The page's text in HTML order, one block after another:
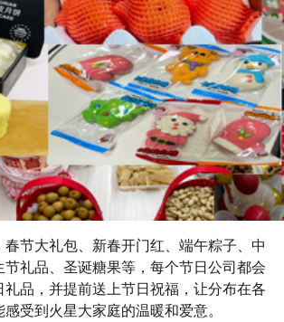
节大礼包、新春开门红、端午粽子、中
礼品、圣诞糖果等，每个节日公司都会
品，并提前送上节日祝福，让分布在各
受到火星大家庭的温暖和爱意。